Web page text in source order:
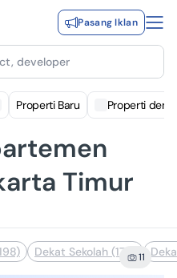
Pasang Iklan
developer
Properti Baru Properti
Timur
Dekat Sekolah (170)11